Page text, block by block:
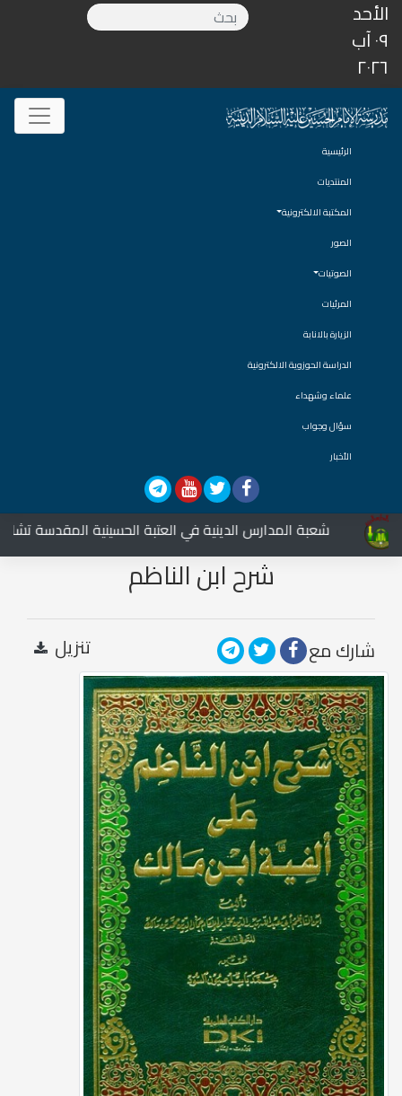
الأحد
٠٩ آب
٢٠٢٦
الرئيسية
المنتديات
المكتبة الالكترونية
الصور
الصوتيات
المرئيات
الزيارة بالانابة
الدراسة الحوزوية الالكترونية
علماء وشهداء
سؤال وجواب
الأخبار
شعبة المدارس الدينية في العتبة الحسينية المقدسة تشارك
شرح ابن الناظم
شارك مع تنزيل